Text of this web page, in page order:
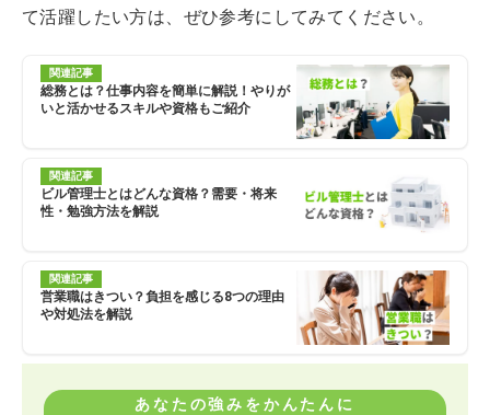
て活躍したい方は、ぜひ参考にしてみてください。
関連記事
総務とは？仕事内容を簡単に解説！やりが
いと活かせるスキルや資格もご紹介
関連記事
ビル管理士とはどんな資格？需要・将来
性・勉強方法を解説
関連記事
営業職はきつい？負担を感じる8つの理由
や対処法を解説
あなたの強みをかんたんに